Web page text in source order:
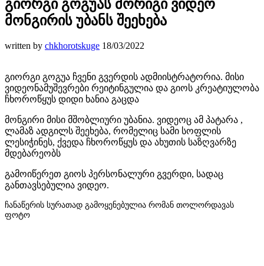
გიორგი გოგუას მორიგი ვიდეო
მონგირის უბანს შეეხება
written by chkhorotskuge 18/03/2022
გიორგი გოგუა ჩვენი გვერდის ადმიისტრატორია. მისი
ვიდეონამუშევრები რეიტინგულია და გიოს კრეატიულობა
ჩხოროწყუს დიდი ხანია გაცდა
მონგირი მისი მშობლიური უბანია. ვიდეოც ამ პატარა ,
ლამაზ ადგილს შეეხება, რომელიც სამი სოფლის
ლესიჭინეს, ქვედა ჩხოროწყუს და ახუთის საზღვარზე
მდებარეობს
გამოიწერეთ გიოს პერსონალური გვერდი, სადაც
განთავსებულია ვიდეო.
ჩანაწერის სურათად გამოყენებულია რომან თოლორდავას
ფოტო